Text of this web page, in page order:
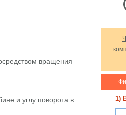
вращения
и углу поворота в
1)